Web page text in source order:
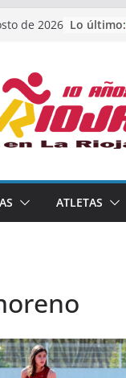
de 2026 Lo último:
ATLETAS